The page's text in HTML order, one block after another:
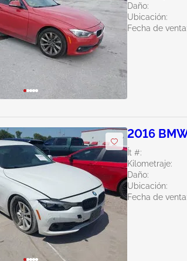
Daño:
Ubicación:
Fecha de venta:
2016
Ít #:
Kilometraje:
Daño:
Ubicación:
Fecha de venta: